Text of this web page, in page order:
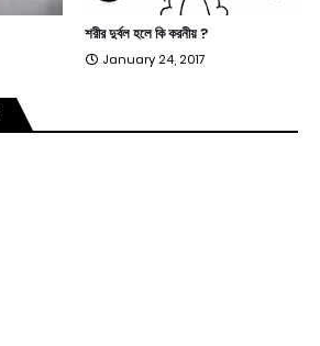
শরীর দুর্বল হলে কি করনীয় ?
January 24, 2017